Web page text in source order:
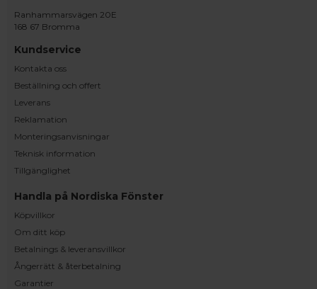
Ranhammarsvägen 20E
168 67 Bromma
Kundservice
Kontakta oss
Beställning och offert
Leverans
Reklamation
Monteringsanvisningar
Teknisk information
Tillgänglighet
Handla på Nordiska Fönster
Köpvillkor
Om ditt köp
Betalnings & leveransvillkor
Ångerrätt & återbetalning
Garantier